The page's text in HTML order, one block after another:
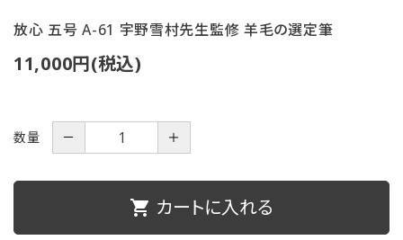
放心 五号 A-61 宇野雪村先生監修 羊毛の選定筆
11,000円(税込)
数量 － ＋
shopping_cart カートに入れる